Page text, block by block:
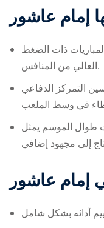
إمام عاشور
ذات الضغط
العالي من المنافس.
التمركز الدفاعي
طوال الموسم يمثل
إمام عاشور